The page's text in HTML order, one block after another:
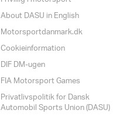
About DASU in English
Motorsportdanmark.dk
Cookieinformation
DIF DM-ugen
FIA Motorsport Games
Privatlivspolitik for Dansk
Automobil Sports Union (DASU)